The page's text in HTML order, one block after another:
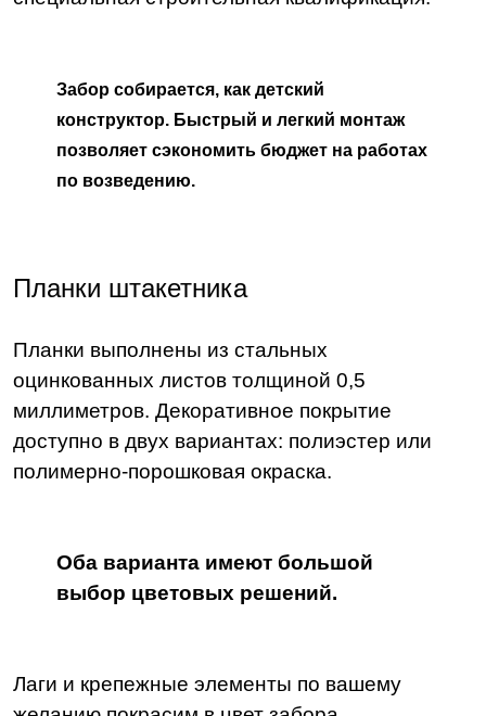
Забор собирается, как детский
конструктор. Быстрый и легкий монтаж
позволяет сэкономить бюджет на работах
по возведению.
Планки штакетника
Планки выполнены из стальных
оцинкованных листов толщиной 0,5
миллиметров. Декоративное покрытие
доступно в двух вариантах: полиэстер или
полимерно-порошковая окраска.
Оба варианта имеют большой
выбор цветовых решений.
Лаги и крепежные элементы по вашему